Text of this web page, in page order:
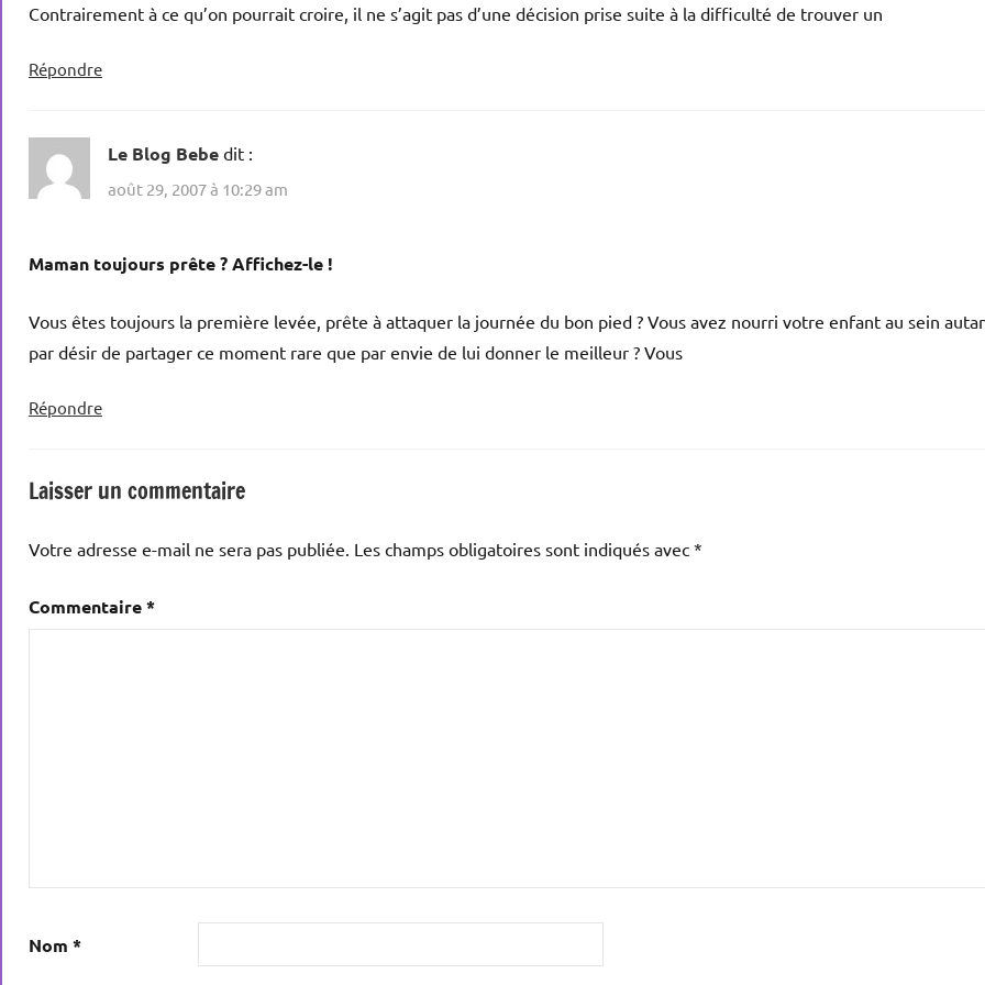
Contrairement à ce qu’on pourrait croire, il ne s’agit pas d’une décision prise suite à la difficulté de trouver un
Répondre
Le Blog Bebe dit :
août 29, 2007 à 10:29 am
Maman toujours prête ? Affichez-le !
Vous êtes toujours la première levée, prête à attaquer la journée du bon pied ? Vous avez nourri votre enfant au sein
par désir de partager ce moment rare que par envie de lui donner le meilleur ? Vous
Répondre
Laisser un commentaire
Votre adresse e-mail ne sera pas publiée. Les champs obligatoires sont indiqués avec *
Commentaire*
Nom *